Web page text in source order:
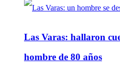
Las Varas: hallaron
hombre de 80 años